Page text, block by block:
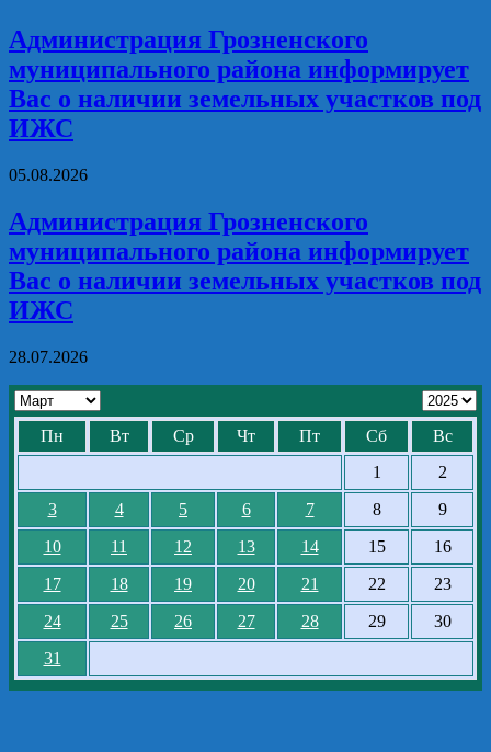
Администрация Грозненского
муниципального района информирует
Вас о наличии земельных участков под
ИЖС
05.08.2026
Администрация Грозненского
муниципального района информирует
Вас о наличии земельных участков под
ИЖС
28.07.2026
Пн Вт Ср Чт Пт Сб
Вс
1
2
3
4 5 6 7 8
9
10
11 12 13 14 15
16
17
18 19 20 21 22
23
24
25 26 27 28 29
30
31